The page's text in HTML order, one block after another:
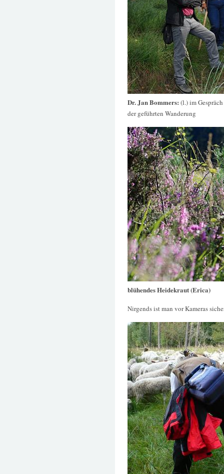
Dr. Jan Bommers: (l.) im
der geführten Wanderung
blühendes Heidekraut (Erica)
Nirgends ist man vor Kameras